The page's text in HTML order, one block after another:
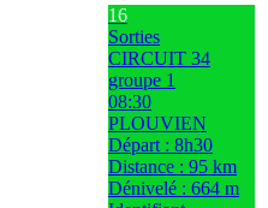
16
Sorties
CIRCUIT 34
groupe 1
08:30
PLOUVIEN
Départ : 8h30
Distance : 95 km
Dénivelé : 664 m